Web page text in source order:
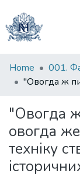
Communities
&
All of DSpace
Statistics
Home
"Овогда
овогда
техніку